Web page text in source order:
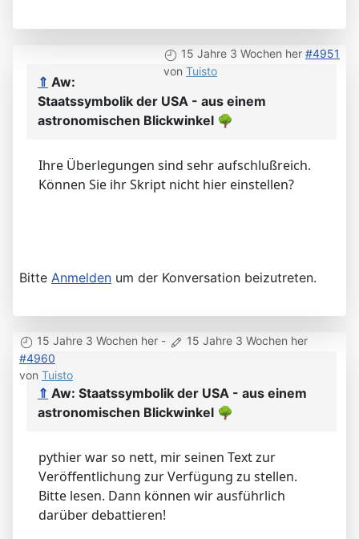
15 Jahre 3 Wochen her #4951
von Tuisto
⇑ Aw:
Staatssymbolik der USA - aus einem
astronomischen Blickwinkel 🌳
Ihre Überlegungen sind sehr aufschlußreich.
Können Sie ihr Skript nicht hier einstellen?
Bitte Anmelden um der Konversation beizutreten.
15 Jahre 3 Wochen her -
15 Jahre 3 Wochen her
#4960
von Tuisto
⇑ Aw: Staatssymbolik der USA - aus einem
astronomischen Blickwinkel 🌳
pythier war so nett, mir seinen Text zur
Veröffentlichung zur Verfügung zu stellen.
Bitte lesen. Dann können wir ausführlich
darüber debattieren!